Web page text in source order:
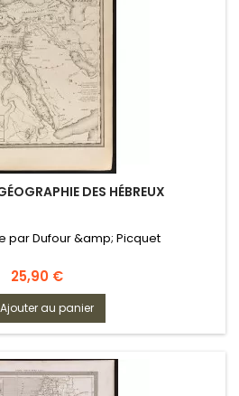
DES HÉBREUX
par Dufour &amp; Picquet
Prix
25,90 €
Ajouter au panier